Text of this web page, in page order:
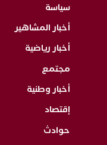
سياسة
أخبار المشاهير
أخبار رياضية
مجتمع
أخبار وطنية
إقتصاد
حوادث